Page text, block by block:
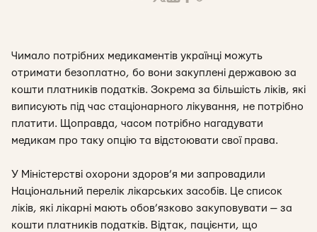
Чимало потрібних медикаментів українці можуть
отримати безоплатно, бо вони закуплені державою за
кошти платників податків. Зокрема за більшість ліків, які
виписують під час стаціонарного лікування, не потрібно
платити. Щоправда, часом потрібно нагадувати
медикам про таку опцію та відстоювати свої права.
У Міністерстві охорони здоров’я ми запровадили
Національний перелік лікарських засобів. Це список
ліків, які лікарні мають обов’язково закуповувати — за
кошти платників податків. Відтак, пацієнти, що